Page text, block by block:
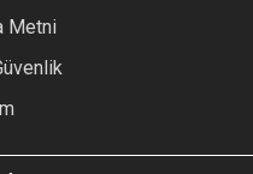
Metni